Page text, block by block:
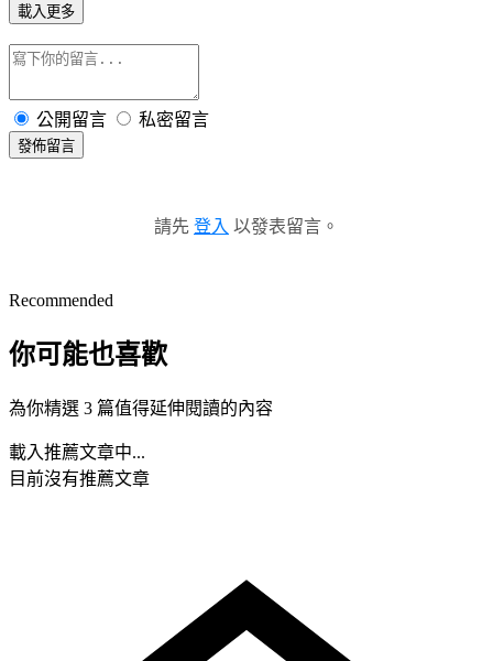
載入更多
公開留言 私密留言
發佈留言
請先 登入 以發表留言。
Recommended
你可能也喜歡
為你精選 3 篇值得延伸閱讀的內容
載入推薦文章中...
目前沒有推薦文章